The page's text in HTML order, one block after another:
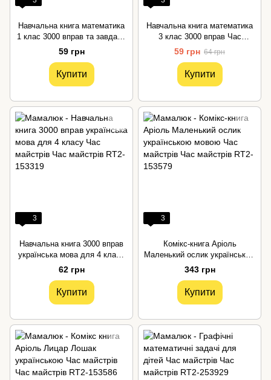
Навчальна книга математика
1 клас 3000 вправ та завдань
Час майстрів
59 грн
Купити
Навчальна книга математика
3 клас 3000 вправ Час
майстрів
59 грн 64 грн
Купити
3
Навчальна книга 3000 вправ
українська мова для 4 класу
Час майстрів
62 грн
Купити
3
Комікс-книга Аріоль
Маленький ослик українською
мовою Час майстрів
343 грн
Купити